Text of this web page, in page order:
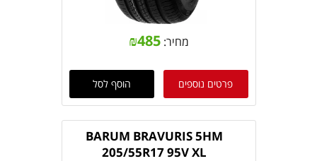
מחיר: ₪485
פרטים נוספים הוסף לסל
BARUM BRAVURIS 5HM
205/55R17 95V XL